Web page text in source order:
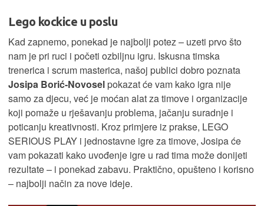
Lego kockice u poslu
Kad zapnemo, ponekad je najbolji potez – uzeti prvo što
nam je pri ruci i početi ozbiljnu igru. Iskusna timska
trenerica i scrum masterica, našoj publici dobro poznata
Josipa Borić-Novosel pokazat će vam kako igra nije
samo za djecu, već je moćan alat za timove i organizacije
koji pomaže u rješavanju problema, jačanju suradnje i
poticanju kreativnosti. Kroz primjere iz prakse, LEGO
SERIOUS PLAY i jednostavne igre za timove, Josipa će
vam pokazati kako uvođenje igre u rad tima može donijeti
rezultate – i ponekad zabavu. Praktično, opušteno i korisno
– najbolji način za nove ideje.